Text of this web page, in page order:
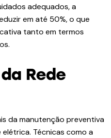
adequados, a
em até 50%, o que
tanto em termos
Rede
da manutenção preventiva
Técnicas como a